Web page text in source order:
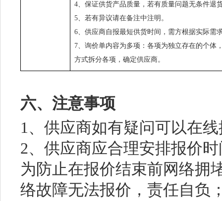
4、保证供货产品质量，若有质量问题无条件退
5、若有异议请在备注中注明。
6、供应商自报最短供货时间，需方根据实际需
7、询价单内容为多项：各项为独立存在的个体
方式拆分各项，确定供应商。
六、注意事项
1、供应商如有疑问可以在
2、供应商应合理安排报价
为防止在报价结束前网络拥
络故障无法报价，责任自负